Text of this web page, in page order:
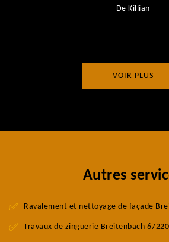
De Killian
VOIR PLUS
Autres
Ravalement et nettoyage de façade
Travaux de zinguerie Breitenbach 67220